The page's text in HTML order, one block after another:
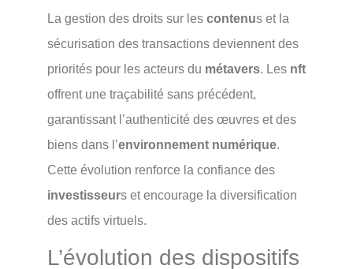
La gestion des droits sur les contenus et la
sécurisation des transactions deviennent des
priorités pour les acteurs du métavers. Les nft
offrent une traçabilité sans précédent,
garantissant l’authenticité des œuvres et des
biens dans l’environnement numérique.
Cette évolution renforce la confiance des
investisseurs et encourage la diversification
des actifs virtuels.
L’évolution des dispositifs